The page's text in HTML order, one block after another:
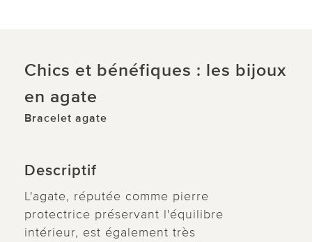
Chics et bénéfiques : les bijoux
en agate
Bracelet agate
Descriptif
L'agate, réputée comme pierre
protectrice préservant l'équilibre
intérieur, est également très